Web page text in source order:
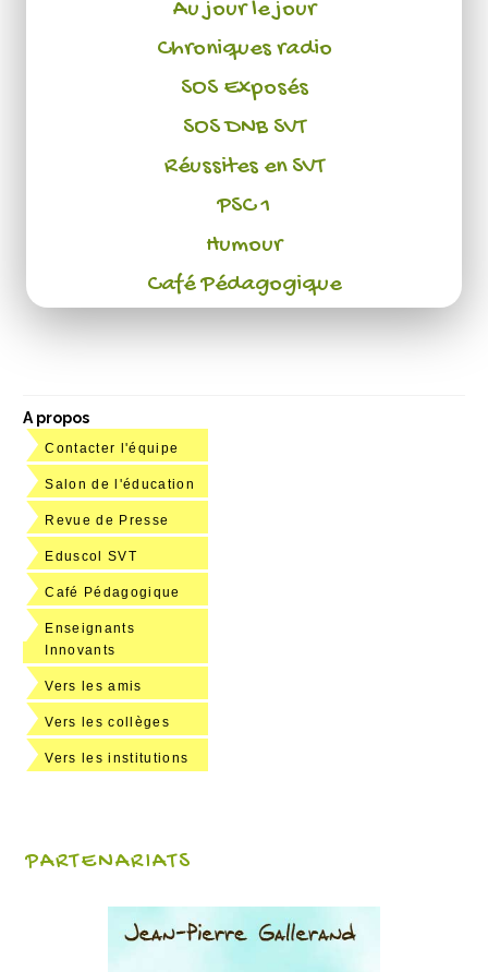
Au jour le jour
Chroniques radio
SOS Exposés
SOS DNB SVT
Réussites en SVT
PSC 1
Humour
Café Pédagogique
A propos
Contacter l'équipe
Salon de l'éducation
Revue de Presse
Eduscol SVT
Café Pédagogique
Enseignants
Innovants
Vers les amis
Vers les collèges
Vers les institutions
PARTENARIATS